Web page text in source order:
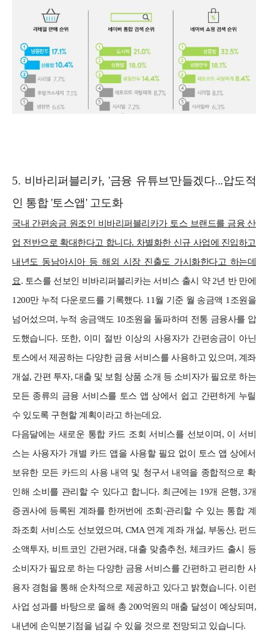
5. 비바리퍼블리카, '금융 유튜브'만들겠다...압도적
인 통합 '토스앱' 고도화
국내 간편송금 원조인 비바리퍼블리카가 토스 브랜드를 금융 산
업 전반으로 확대한다고 합니다. 차별화한 신규 사업에 진입하고
내년도 동남아시아 등 해외 시장 진출도 가시화한다고 하는데
요. 토스를 선보인 비바리퍼블리카는 서비스 출시 약 2년 반 만에
1200만 누적 다운로드를 기록했다. 11월 기준 월 송금액 1조원을
넘어섰으며, 누적 송금액도 10조원을 돌파하며 전통 금융사를 압
도했습니다. 또한, 이미 절반 이상의 사용자가 간편송금이 아닌
토스에서 제공하는 다양한 금융 서비스를 사용하고 있으며, 계좌
개설, 간편 투자, 대출 및 보험 상품 소개 등 소비자가 필요로 하는
모든 종류의 금융 서비스를 토스 앱 상에서 쉽고 간편하게 누릴
수 있도록 구현할 계획이라고 하는데요.
다음달에는 새로운 통합 카드 조회 서비스를 선보이며, 이 서비
스는 사용자가 개별 카드 앱을 사용할 필요 없이 토스 앱 상에서
보유한 모든 카드의 사용 내역 및 청구서 내역을 종합적으로 확
인해 소비를 관리할 수 있다고 합니다. 최근에는 19개 은행, 3개
증권사에 등록된 계좌를 한꺼번에 조회·관리할 수 있는 통합 계
좌조회 서비스도 선보였으며, CMA 연계 계좌 개설, 부동산, 펀드
소액투자, 비트코인 간편거래, 대출 맞춤추천, 체크카드 출시 등
소비자가 필요로 하는 다양한 금융 서비스를 간편하고 편리한 사
용자 경험을 통해 순차적으로 제공하고 있다고 밝혔습니다. 이런
사업 성과를 바탕으로 올해 총 200억원의 매출 달성이 예상되며,
내년에 손익분기점을 넘길 수 있을 것으로 전망되고 있습니다.